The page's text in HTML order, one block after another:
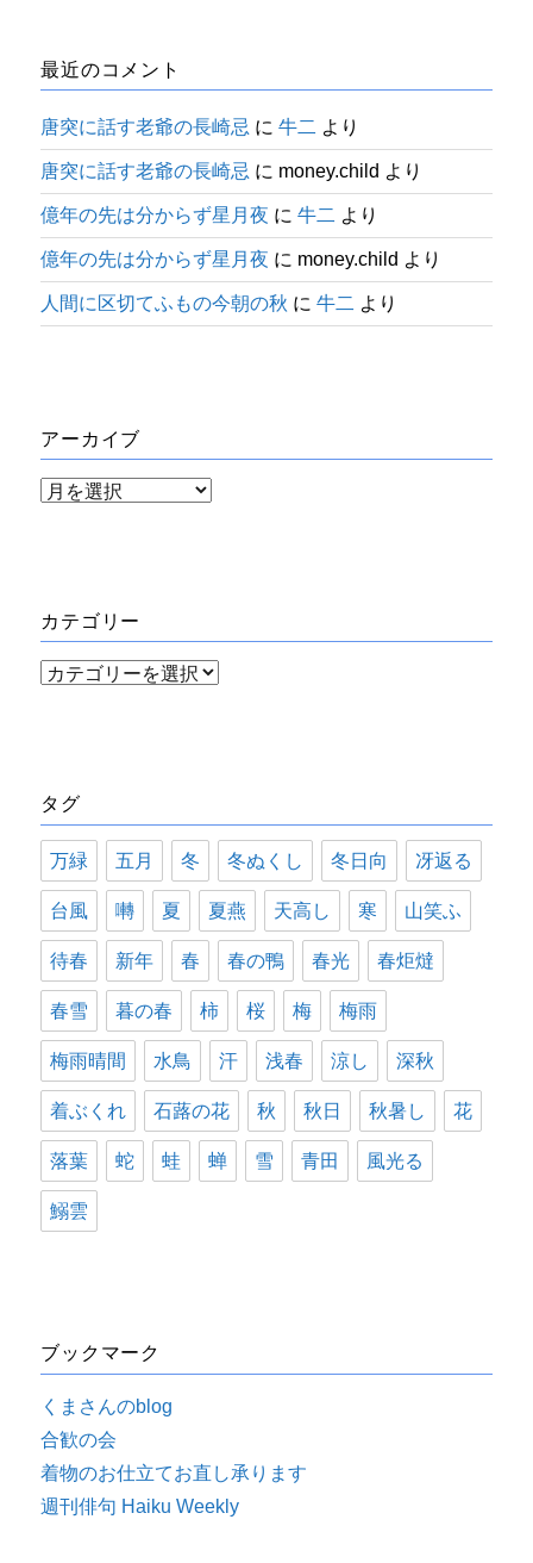
最近のコメント
唐突に話す老爺の長崎忌 に牛二 より
唐突に話す老爺の長崎忌 に money.child より
億年の先は分からず星月夜 に牛二 より
億年の先は分からず星月夜 に money.child より
人間に区切てふもの今朝の秋 に牛二 より
アーカイブ
ア
ブ
カテゴリー
カ
ー
タグ
万緑 五月 冬 冬ぬくし 冬日向 冴返る
台風 囀 夏 夏燕 天高し 寒 山笑ふ
待春 新年 春 春の鴨 春光 春炬燵
春雪 暮の春 柿 桜 梅 梅雨
梅雨晴間 水鳥 汗 浅春 涼し 深秋
着ぶくれ 石蕗の花 秋 秋日 秋暑し 花
落葉 蛇 蛙 蝉 雪 青田 風光る
鰯雲
ブックマーク
くまさんのblog
合歓の会
着物のお仕立てお直し承ります
週刊俳句 Haiku Weekly